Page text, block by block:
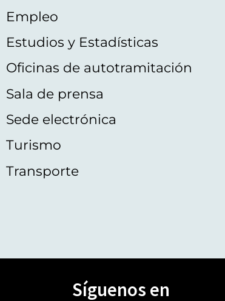
Empleo
Estudios y Estadísticas
Oficinas de autotramitación
Sala de prensa
Sede electrónica
Turismo
Transporte
Síguenos en